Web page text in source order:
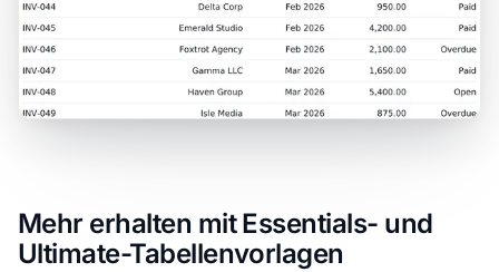
Mehr erhalten mit Essentials- und
Ultimate-Tabellenvorlagen